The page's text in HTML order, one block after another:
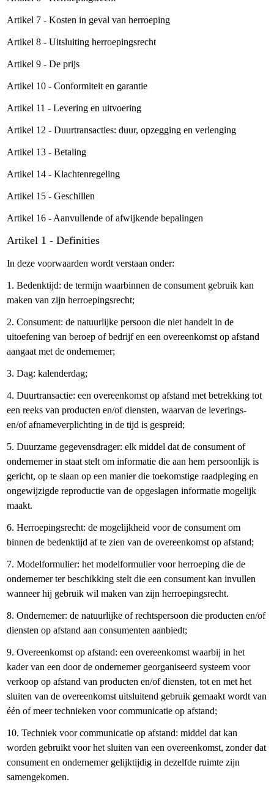
Artikel 7 - Kosten in geval van herroeping
Artikel 8 - Uitsluiting herroepingsrecht
Artikel 9 - De prijs
Artikel 10 - Conformiteit en garantie
Artikel 11 - Levering en uitvoering
Artikel 12 - Duurtransacties: duur, opzegging en verlenging
Artikel 13 - Betaling
Artikel 14 - Klachtenregeling
Artikel 15 - Geschillen
Artikel 16 - Aanvullende of afwijkende bepalingen
Artikel 1 - Definities
In deze voorwaarden wordt verstaan onder:
1. Bedenktijd: de termijn waarbinnen de consument gebruik kan
maken van zijn herroepingsrecht;
2. Consument: de natuurlijke persoon die niet handelt in de
uitoefening van beroep of bedrijf en een overeenkomst op afstand
aangaat met de ondernemer;
3. Dag: kalenderdag;
4. Duurtransactie: een overeenkomst op afstand met betrekking tot
een reeks van producten en/of diensten, waarvan de leverings-
en/of afnameverplichting in de tijd is gespreid;
5. Duurzame gegevensdrager: elk middel dat de consument of
ondernemer in staat stelt om informatie die aan hem persoonlijk is
gericht, op te slaan op een manier die toekomstige raadpleging en
ongewijzigde reproductie van de opgeslagen informatie mogelijk
maakt.
6. Herroepingsrecht: de mogelijkheid voor de consument om
binnen de bedenktijd af te zien van de overeenkomst op afstand;
7. Modelformulier: het modelformulier voor herroeping die de
ondernemer ter beschikking stelt die een consument kan invullen
wanneer hij gebruik wil maken van zijn herroepingsrecht.
8. Ondernemer: de natuurlijke of rechtspersoon die producten en/of
diensten op afstand aan consumenten aanbiedt;
9. Overeenkomst op afstand: een overeenkomst waarbij in het
kader van een door de ondernemer georganiseerd systeem voor
verkoop op afstand van producten en/of diensten, tot en met het
sluiten van de overeenkomst uitsluitend gebruik gemaakt wordt van
één of meer technieken voor communicatie op afstand;
10. Techniek voor communicatie op afstand: middel dat kan
worden gebruikt voor het sluiten van een overeenkomst, zonder dat
consument en ondernemer gelijktijdig in dezelfde ruimte zijn
samengekomen.